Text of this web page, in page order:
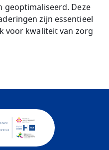
geoptimaliseerd. Deze
zijn essentieel
voor kwaliteit van zorg